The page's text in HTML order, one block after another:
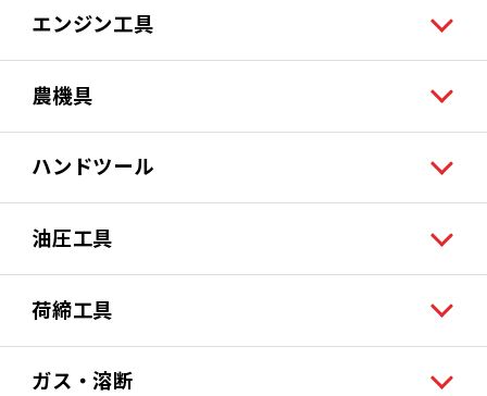
エンジン工具
農機具
ハンドツール
油圧工具
荷締工具
ガス・溶断